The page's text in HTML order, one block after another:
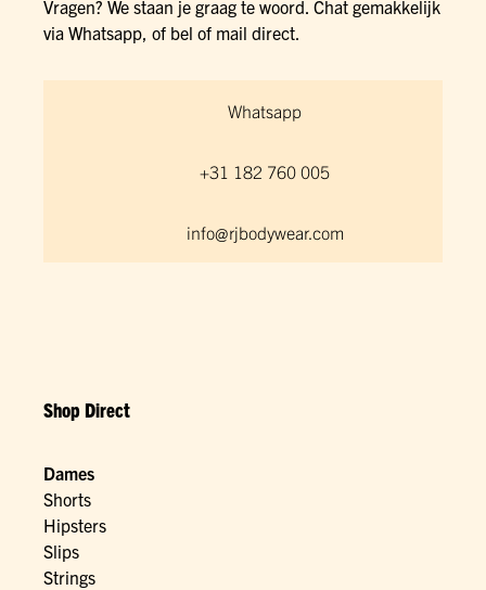
Vragen? We staan je graag te woord. Chat gemakkelijk
via Whatsapp, of bel of mail direct.
Whatsapp
+31 182 760 005
info@rjbodywear.com
Shop Direct
Dames
Shorts
Hipsters
Slips
Strings